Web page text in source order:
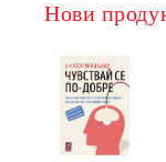
Нови